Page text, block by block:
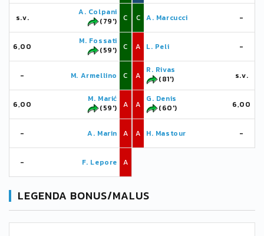
s.v.
A. Colpani
(79')
C
6,00
M. Fossati
(59')
C
- M. Armellino C
6,00
M. Marić
(59')
A
- A. Marin A
- F. Lepore A
C A. Marcucci -
A L. Peli -
A
R. Rivas
(81')
s.v.
A
G. Denis
(60')
6,00
A H. Mastour -
LEGENDA BONUS/MALUS